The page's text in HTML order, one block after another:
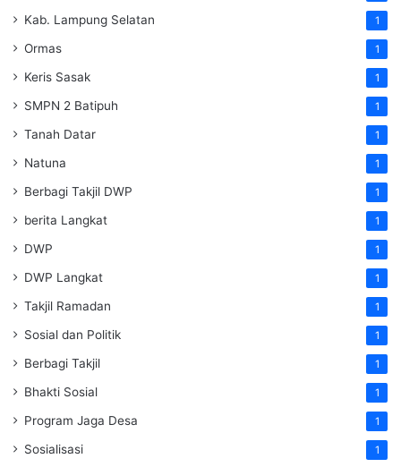
Kab. Lampung Selatan 1
Ormas 1
Keris Sasak 1
SMPN 2 Batipuh 1
Tanah Datar 1
Natuna 1
Berbagi Takjil DWP 1
berita Langkat 1
DWP 1
DWP Langkat 1
Takjil Ramadan 1
Sosial dan Politik 1
Berbagi Takjil 1
Bhakti Sosial 1
Program Jaga Desa 1
Sosialisasi 1